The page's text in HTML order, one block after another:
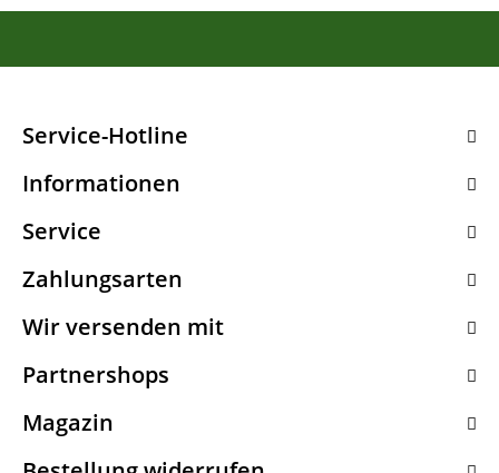
Service-Hotline
Informationen
Service
Zahlungsarten
Wir versenden mit
Partnershops
Magazin